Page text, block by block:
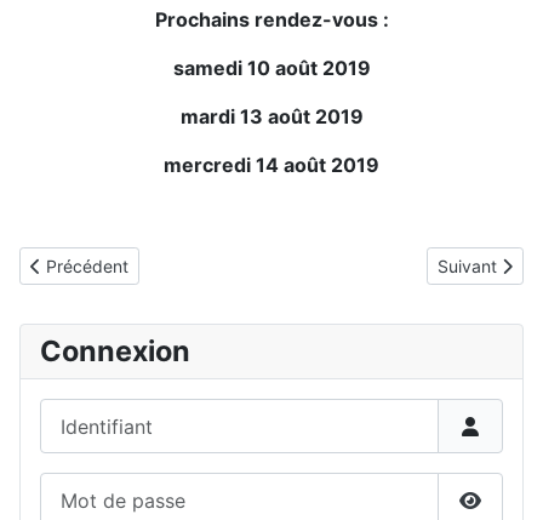
Prochains rendez-vous :
samedi 10 août 2019
mardi 13 août 2019
mercredi 14 août 2019
Détails
Article précédent : Echecs en août 2019 à la médiathèque
Précédent Article
Suivant
Connexion